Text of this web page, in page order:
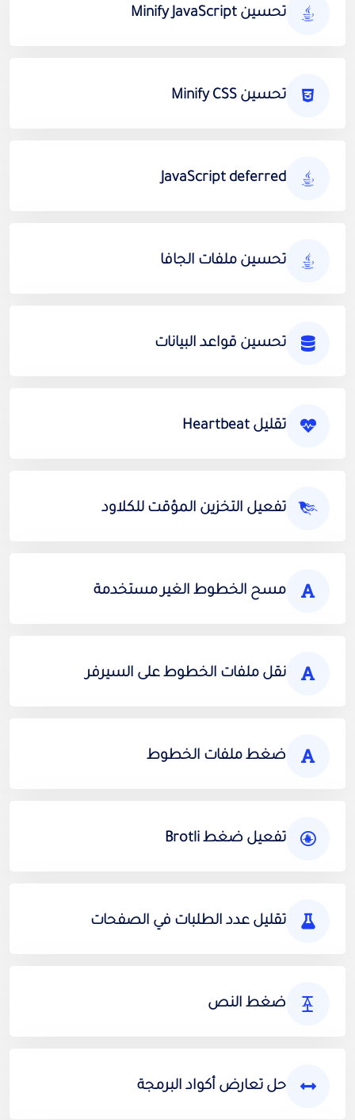
تحسين Minify JavaScript
تحسين Minify CSS
JavaScript deferred
تحسين ملفات الجافا
تحسين قواعد البيانات
تقليل Heartbeat
تفعيل التخزين المؤقت للكلاود
مسح الخطوط الغير مستخدمة
نقل ملفات الخطوط على السيرفر
ضغط ملفات الخطوط
تفعيل ضغط Brotli
تقليل عدد الطلبات في الصفحات
ضغط النص
حل تعارض أكواد البرمجة